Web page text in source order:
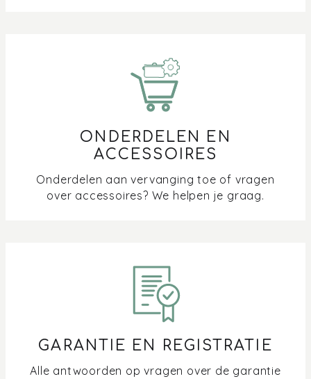
ONDERDELEN EN
ACCESSOIRES
Onderdelen aan vervanging toe of vragen
over accessoires? We helpen je graag.
GARANTIE EN REGISTRATIE
Alle antwoorden op vragen over de garantie